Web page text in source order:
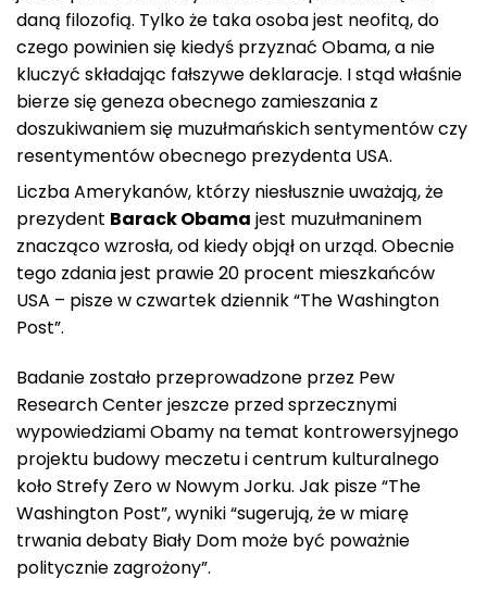
daną filozofią. Tylko że taka osoba jest neofitą, do
czego powinien się kiedyś przyznać Obama, a nie
kluczyć składając fałszywe deklaracje. I stąd właśnie
bierze się geneza obecnego zamieszania z
doszukiwaniem się muzułmańskich sentymentów czy
resentymentów obecnego prezydenta USA.
Liczba Amerykanów, którzy niesłusznie uważają, że
prezydent Barack Obama jest muzułmaninem
znacząco wzrosła, od kiedy objął on urząd. Obecnie
tego zdania jest prawie 20 procent mieszkańców
USA – pisze w czwartek dziennik “The Washington
Post”.
Badanie zostało przeprowadzone przez Pew
Research Center jeszcze przed sprzecznymi
wypowiedziami Obamy na temat kontrowersyjnego
projektu budowy meczetu i centrum kulturalnego
koło Strefy Zero w Nowym Jorku. Jak pisze “The
Washington Post”, wyniki “sugerują, że w miarę
trwania debaty Biały Dom może być poważnie
politycznie zagrożony”.